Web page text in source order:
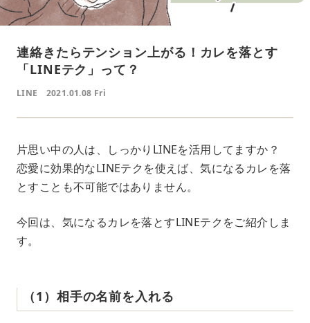
連絡きたらテンション上がる！カレを落とす
「LINEテク」って？
LINE 2021.01.08 Fri
片思い中の人は、しっかりLINEを活用してますか？
恋愛に効果的なLINEテクを使えば、気になるカレを落
とすことも不可能ではありません。
今回は、気になるカレを落とすLINEテクをご紹介しま
す。
（1）相手の名前を入れる